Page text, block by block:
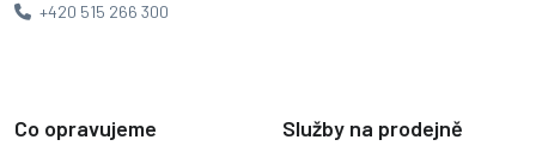
+420 515 266 300
Co opravujeme Služby na prodejně